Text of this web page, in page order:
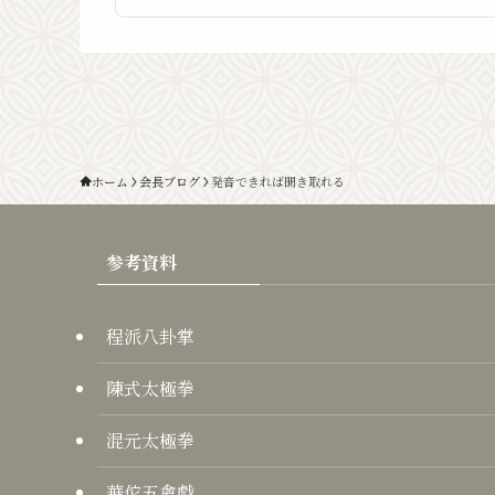
ホーム 会長ブログ 発音できれば聞き取れる
参考資料
程派八卦掌
陳式太極拳
混元太極拳